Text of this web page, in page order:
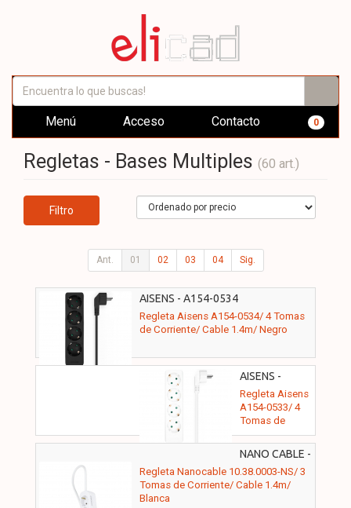
Menú Acceso Contacto 0
Regletas - Bases Multiples (60 art.)
Filtro
Ant. 01 02 03 04 Sig.
AISENS - A154-0534
Regleta Aisens A154-0534/ 4 Tomas
de Corriente/ Cable 1.4m/ Negro
AISENS -
A154-0533
Regleta Aisens
A154-0533/ 4
Tomas de
Corriente/
Cable 1.4m/
Blanco
NANO CABLE -
10.38.0003-NS
Regleta Nanocable 10.38.0003-NS/ 3
Tomas de Corriente/ Cable 1.4m/
Blanca